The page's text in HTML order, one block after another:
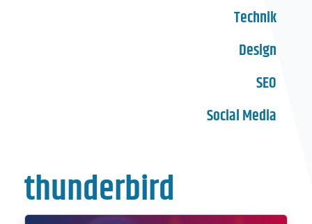
Technik
Design
SEO
Social Media
thunderbird